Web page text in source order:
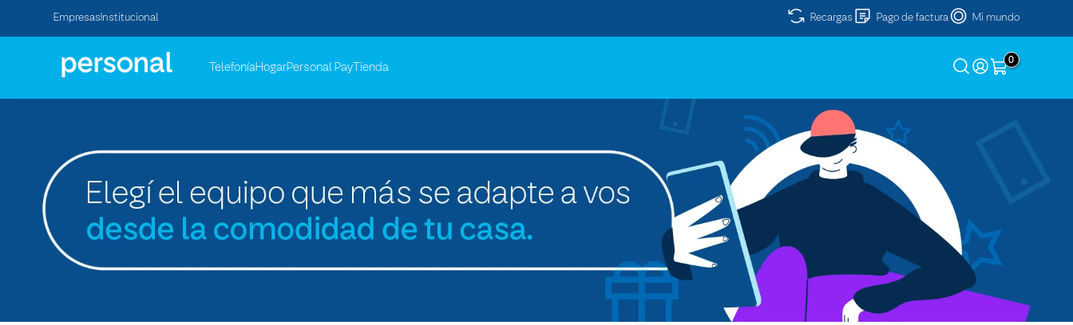
Empresas Institucional Recargas Pago de factura Mi mundo
TelefoníaHogarPersonal Pay Tienda
0